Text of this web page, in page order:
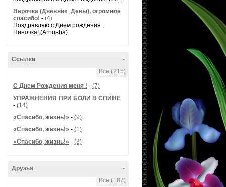
Верочка (Дневник_Девы), огромное
спасибо! - (4)
Поздравляю с Днем рождения ,
Ниночка! (Arnusha)
-
Ссылки
Все (215)
С Днем Рождения меня ! - (7)
УПРАЖНЕНИЯ ПРИ БОЛИ В СПИНЕ
- (14)
«Спасибо, жизнь!» - (9)
«Спасибо, жизнь!» - (1)
«Спасибо, жизнь!» - (3)
-
Друзья
Все (187)